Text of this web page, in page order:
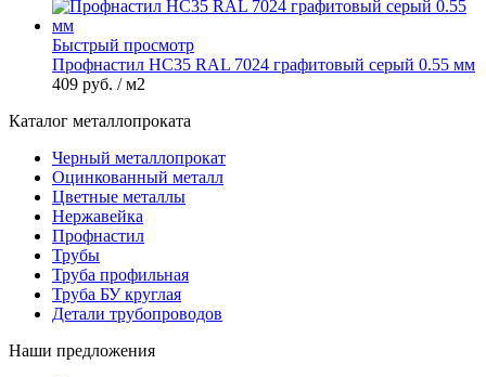
Быстрый просмотр
Профнастил НС35 RAL 7024 графитовый серый 0.55 мм
409 руб. / м2
Каталог металлопроката
Черный металлопрокат
Оцинкованный металл
Цветные металлы
Нержавейка
Профнастил
Трубы
Труба профильная
Труба БУ круглая
Детали трубопроводов
Наши предложения